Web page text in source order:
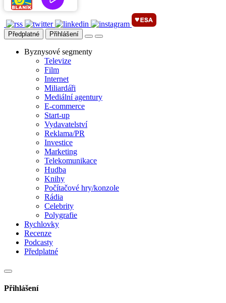
Předplatné Přihlášení
Byznysové segmenty
Televize
Film
Internet
Miliardáři
Mediální agentury
E-commerce
Start-up
Vydavatelství
Reklama/PR
Investice
Marketing
Telekomunikace
Hudba
Knihy
Počítačové hry/konzole
Rádia
Celebrity
Polygrafie
Rychlovky
Recenze
Podcasty
Předplatné
Přihlášení